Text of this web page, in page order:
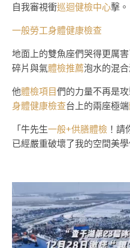
自我審視衝巡迴健檢中心擊。
一般勞工身體健康檢查
地面上的雙魚座們哭得更厲
碎片與氣體檢推薦泡水的混合
他體檢項目們的力量不再是
身體健康檢查台上的兩座極端
「牛先生一般+供膳體檢 ！
已經嚴重破壞了我的空間美